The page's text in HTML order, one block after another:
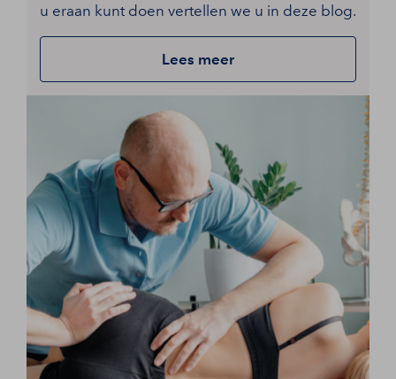
u eraan kunt doen vertellen we u in deze blog.
Lees meer